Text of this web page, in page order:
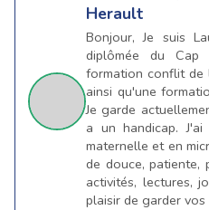
Herault
Bonjour, Je suis
diplômée du
formation conflit de
ainsi qu'une
Je garde
a un handicap.
maternelle et en
de douce, patiente,
activités, lectures,
plaisir de garder vos